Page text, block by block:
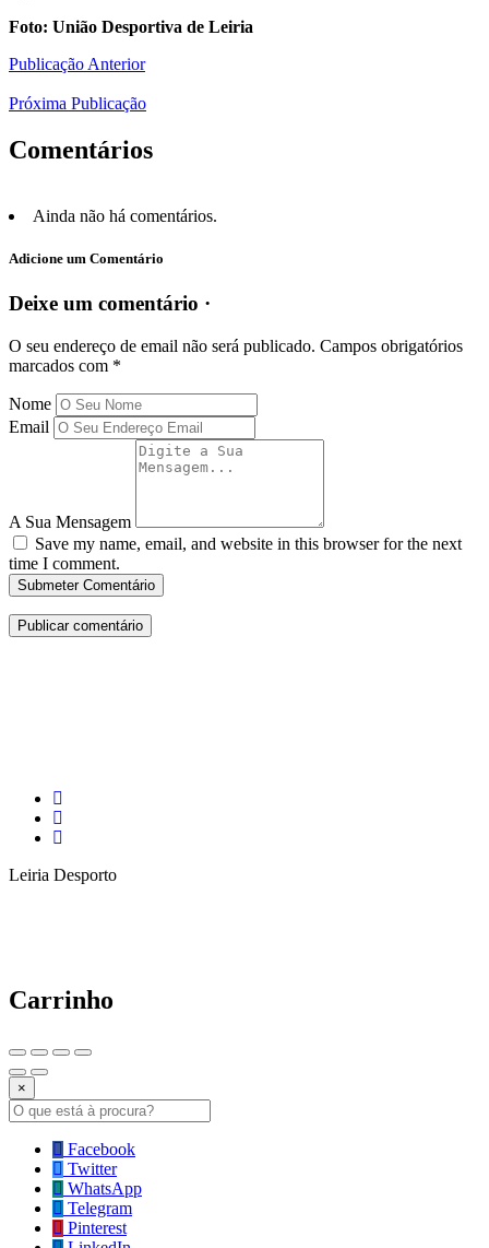
Foto: União Desportiva de Leiria
Publicação Anterior
Próxima Publicação
Comentários
Ainda não há comentários.
Adicione um Comentário
Deixe um comentário ·
O seu endereço de email não será publicado. Campos obrigatórios
marcados com *
Nome
Email
A Sua Mensagem
Save my name, email, and website in this browser for the next
time I comment.
Submeter Comentário
Leiria Desporto
Carrinho
×
Facebook
Twitter
WhatsApp
Telegram
Pinterest